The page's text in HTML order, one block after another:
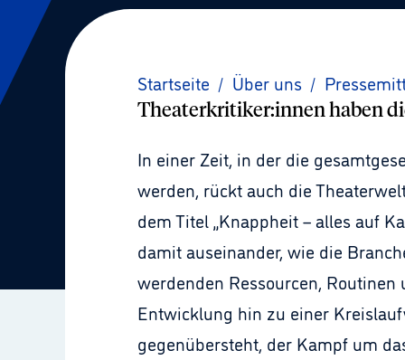
Startseite / Über uns /
Theaterkritiker:innen haben
In einer Zeit, in der die
werden, rückt auch die
dem Titel „Knappheit – alles auf
damit auseinander, wie die
werdenden Ressourcen,
Entwicklung hin zu einer
gegenübersteht, der Kampf um